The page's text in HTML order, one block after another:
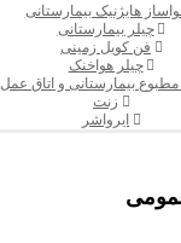
هایژنیک بیمارستانی
چیلر بیمارستانی
فن کویل زمینی
چیلر هواخنک
مطبوع بیمارستانی و اتاق عمل
زنت
ایرواشر